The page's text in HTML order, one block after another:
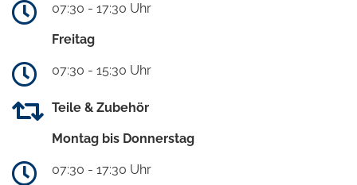
07:30 - 17:30 Uhr
Freitag
07:30 - 15:30 Uhr
Teile & Zubehör
Montag bis Donnerstag
07:30 - 17:30 Uhr